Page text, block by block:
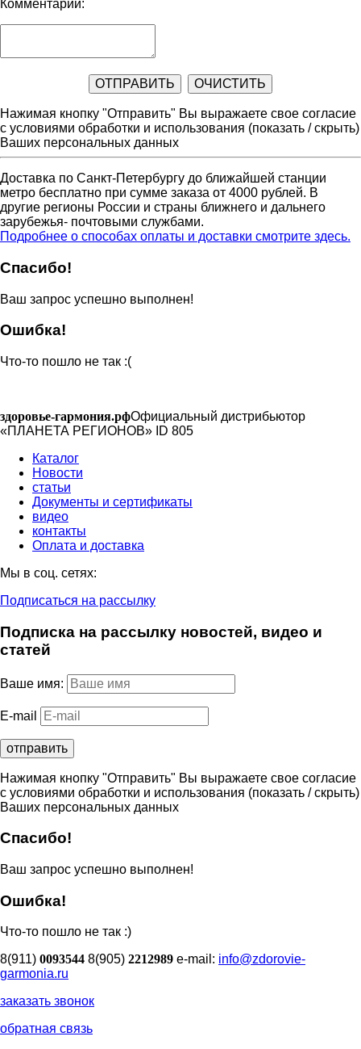
Комментарий:
Нажимая кнопку "Отправить" Вы выражаете свое согласие
с условиями обработки и использования (показать / скрыть)
Ваших персональных данных
Доставка по Санкт-Петербургу до ближайшей станции
метро бесплатно при сумме заказа от 4000 рублей. В
другие регионы России и страны ближнего и дальнего
зарубежья- почтовыми службами.
Подробнее о способах оплаты и доставки смотрите здесь.
Спасибо!
Ваш запрос успешно выполнен!
Ошибка!
Что-то пошло не так :(
здоровье-гармония.рфОфициальный дистрибьютор
«ПЛАНЕТА РЕГИОНОВ» ID 805
Каталог
Новости
статьи
Документы и сертификаты
видео
контакты
Оплата и доставка
Мы в соц. сетях:
Подписаться на рассылку
Подписка на рассылку новостей, видео и
статей
Ваше имя:
E-mail
Нажимая кнопку "Отправить" Вы выражаете свое согласие
с условиями обработки и использования (показать / скрыть)
Ваших персональных данных
Спасибо!
Ваш запрос успешно выполнен!
Ошибка!
Что-то пошло не так :)
8(911) 0093544 8(905) 2212989 e-mail: info@zdorovie-
garmonia.ru
заказать звонок
обратная связь